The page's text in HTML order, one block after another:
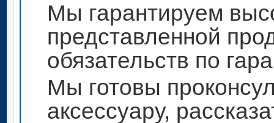
Мы гарантируем
представленной
обязательств по
Мы готовы
аксессуару,